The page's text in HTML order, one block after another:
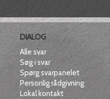
DIALOG
Alle svar
Søg i svar
Spørg svarpanelet
Personlig rådgivning
Lokal kontakt